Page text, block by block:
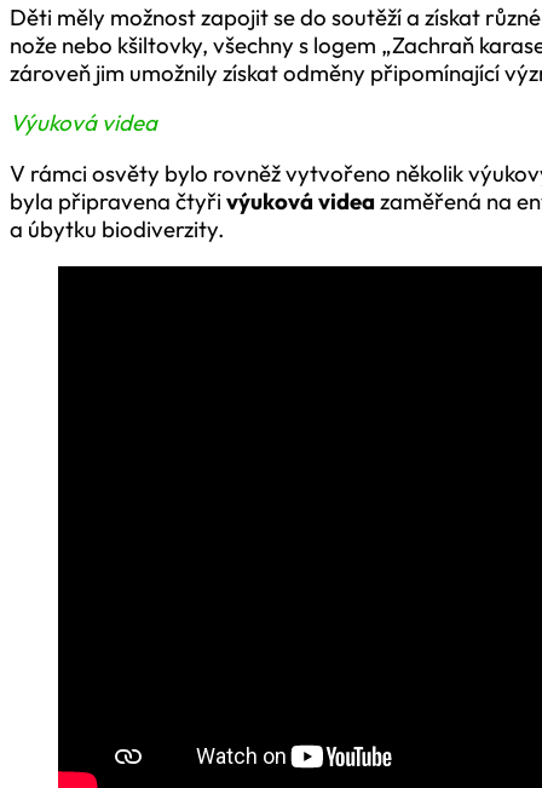
Děti měly možnost zapojit se do soutěží a získat
nože nebo kšiltovky, všechny s logem „Zachraň
zároveň jim umožnily získat odměny připomínající
Výuková videa
V rámci osvěty bylo rovněž vytvořeno několik
byla připravena čtyři výuková videazaměřená na
a úbytku biodiverzity.